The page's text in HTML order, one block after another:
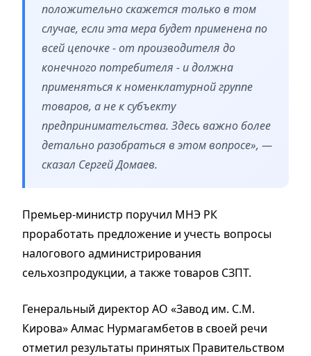
положительно скажется только в том
случае, если эта мера будет применена по
всей цепочке - от производителя до
конечного потребителя - и должна
применяться к номенклатурной группе
товаров, а не к субъекту
предпринимательства. Здесь важно более
детально разобраться в этом вопросе», —
сказал Сергей Домаев.
Премьер-министр поручил МНЭ РК
проработать предложение и учесть вопросы
налогового администрирования
сельхозпродукции, а также товаров СЗПТ.
Генеральный директор АО «Завод им. С.М.
Кирова» Алмас Нурмагамбетов в своей речи
отметил результаты принятых Правительством